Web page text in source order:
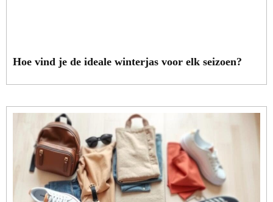
Hoe vind je de ideale winterjas voor elk seizoen?